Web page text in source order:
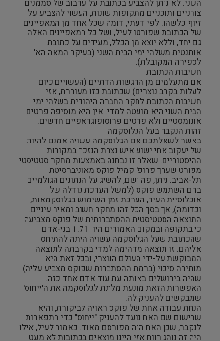
השני. לא ניתן להצביע בכתובת על ערבוב של סממנים
צורניים ותוכניים מתקופות שונות, העשוי להצביע על
זיוף כלשהו. לפי דעתי, דומה שכל אחד מן המאפיינים
של הכתובת שפורטו לעיל, ושל כל המאפיינים האלה
גם יחד, וללא יוצא מן הכלל, מעידים על כתובת
אותנטית משלהי ימי הבית השני (בעיקר המאה הא'
לספירה המקובלת).
חשיבות הכתובת
אם מתעלמים מן הרגשות הדתיים (העשויים כיום
לעלות בקרב נוצרים) שכתובת כזו מעוררת, אזי
חשיבות הכתובת לחקר החברה היהודית בשלהי ימי
הבית השני היא מועטה למדי. אין היא מוסיפה פרטים
אונומסטיים ולא פרטים פרוסופוגראפיים חדשים.
זהות הנקבר בעל הגלוסקמה
באשר לשאלתכם אם הגלוסקמה עשויה אמנם להיות
של יעקוב אחי ישוע איש נצרת הנזכר במקורות
ההיסטוריים. שאלה זו נבחנה באמצעות מחקר סטטיסטי
מפורט שערך פרופ' קמיל פוקס מאוניברסיטת
תל-אביב. ניתן, פה ושם, להשיג על הנתונים הגולמיים
בהם השתמש פוקס (למשל הערכת גודלה של
אוכלוסיית העיר, הערכת זמן השימוש בגלוסקמאות,
וכדומה), אך בסך הכל זהו מחקר חשוב ומאיר עיניים.
התוצאה הסטטיסטית ההסתברותית של פוקס מצביעה
כי בתקופה ובמקום האמורים היו 1.71 בני-אדם
שהכתובת שעל הגלוסקמה עשויה היתה להתיחס
אליהם. זו תוצאה מדהימה למדי בקרבתה לתוצאה
המבוקשת על-ידי העולם הנוצרי, ובכל זאת היא
מותירה סיכוי (ברמת ההסתברות שפוקס מצביע עליה)
שהיה בירושלים באותה עת עוד אדם אחד כזה.
האפשרות הזאת מונעת מלתת לגלוסקמה את ה'ייחוס'
שמבקשים להעניק לה.
הנחת עבודה אחת של פוקס ראויה לביקורת, והיא
שרישום שם האח נועד להעניק "ייחוס" כדי התפארות
לנקבר, שכן האח היה מפורסם מאוד. כאמור לעיל, אילו
היה זה נוהג רווח אזי היינו מוצאים בכתובות לא מעט